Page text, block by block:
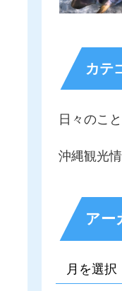
カテ
日々のこと
沖縄観光
アー